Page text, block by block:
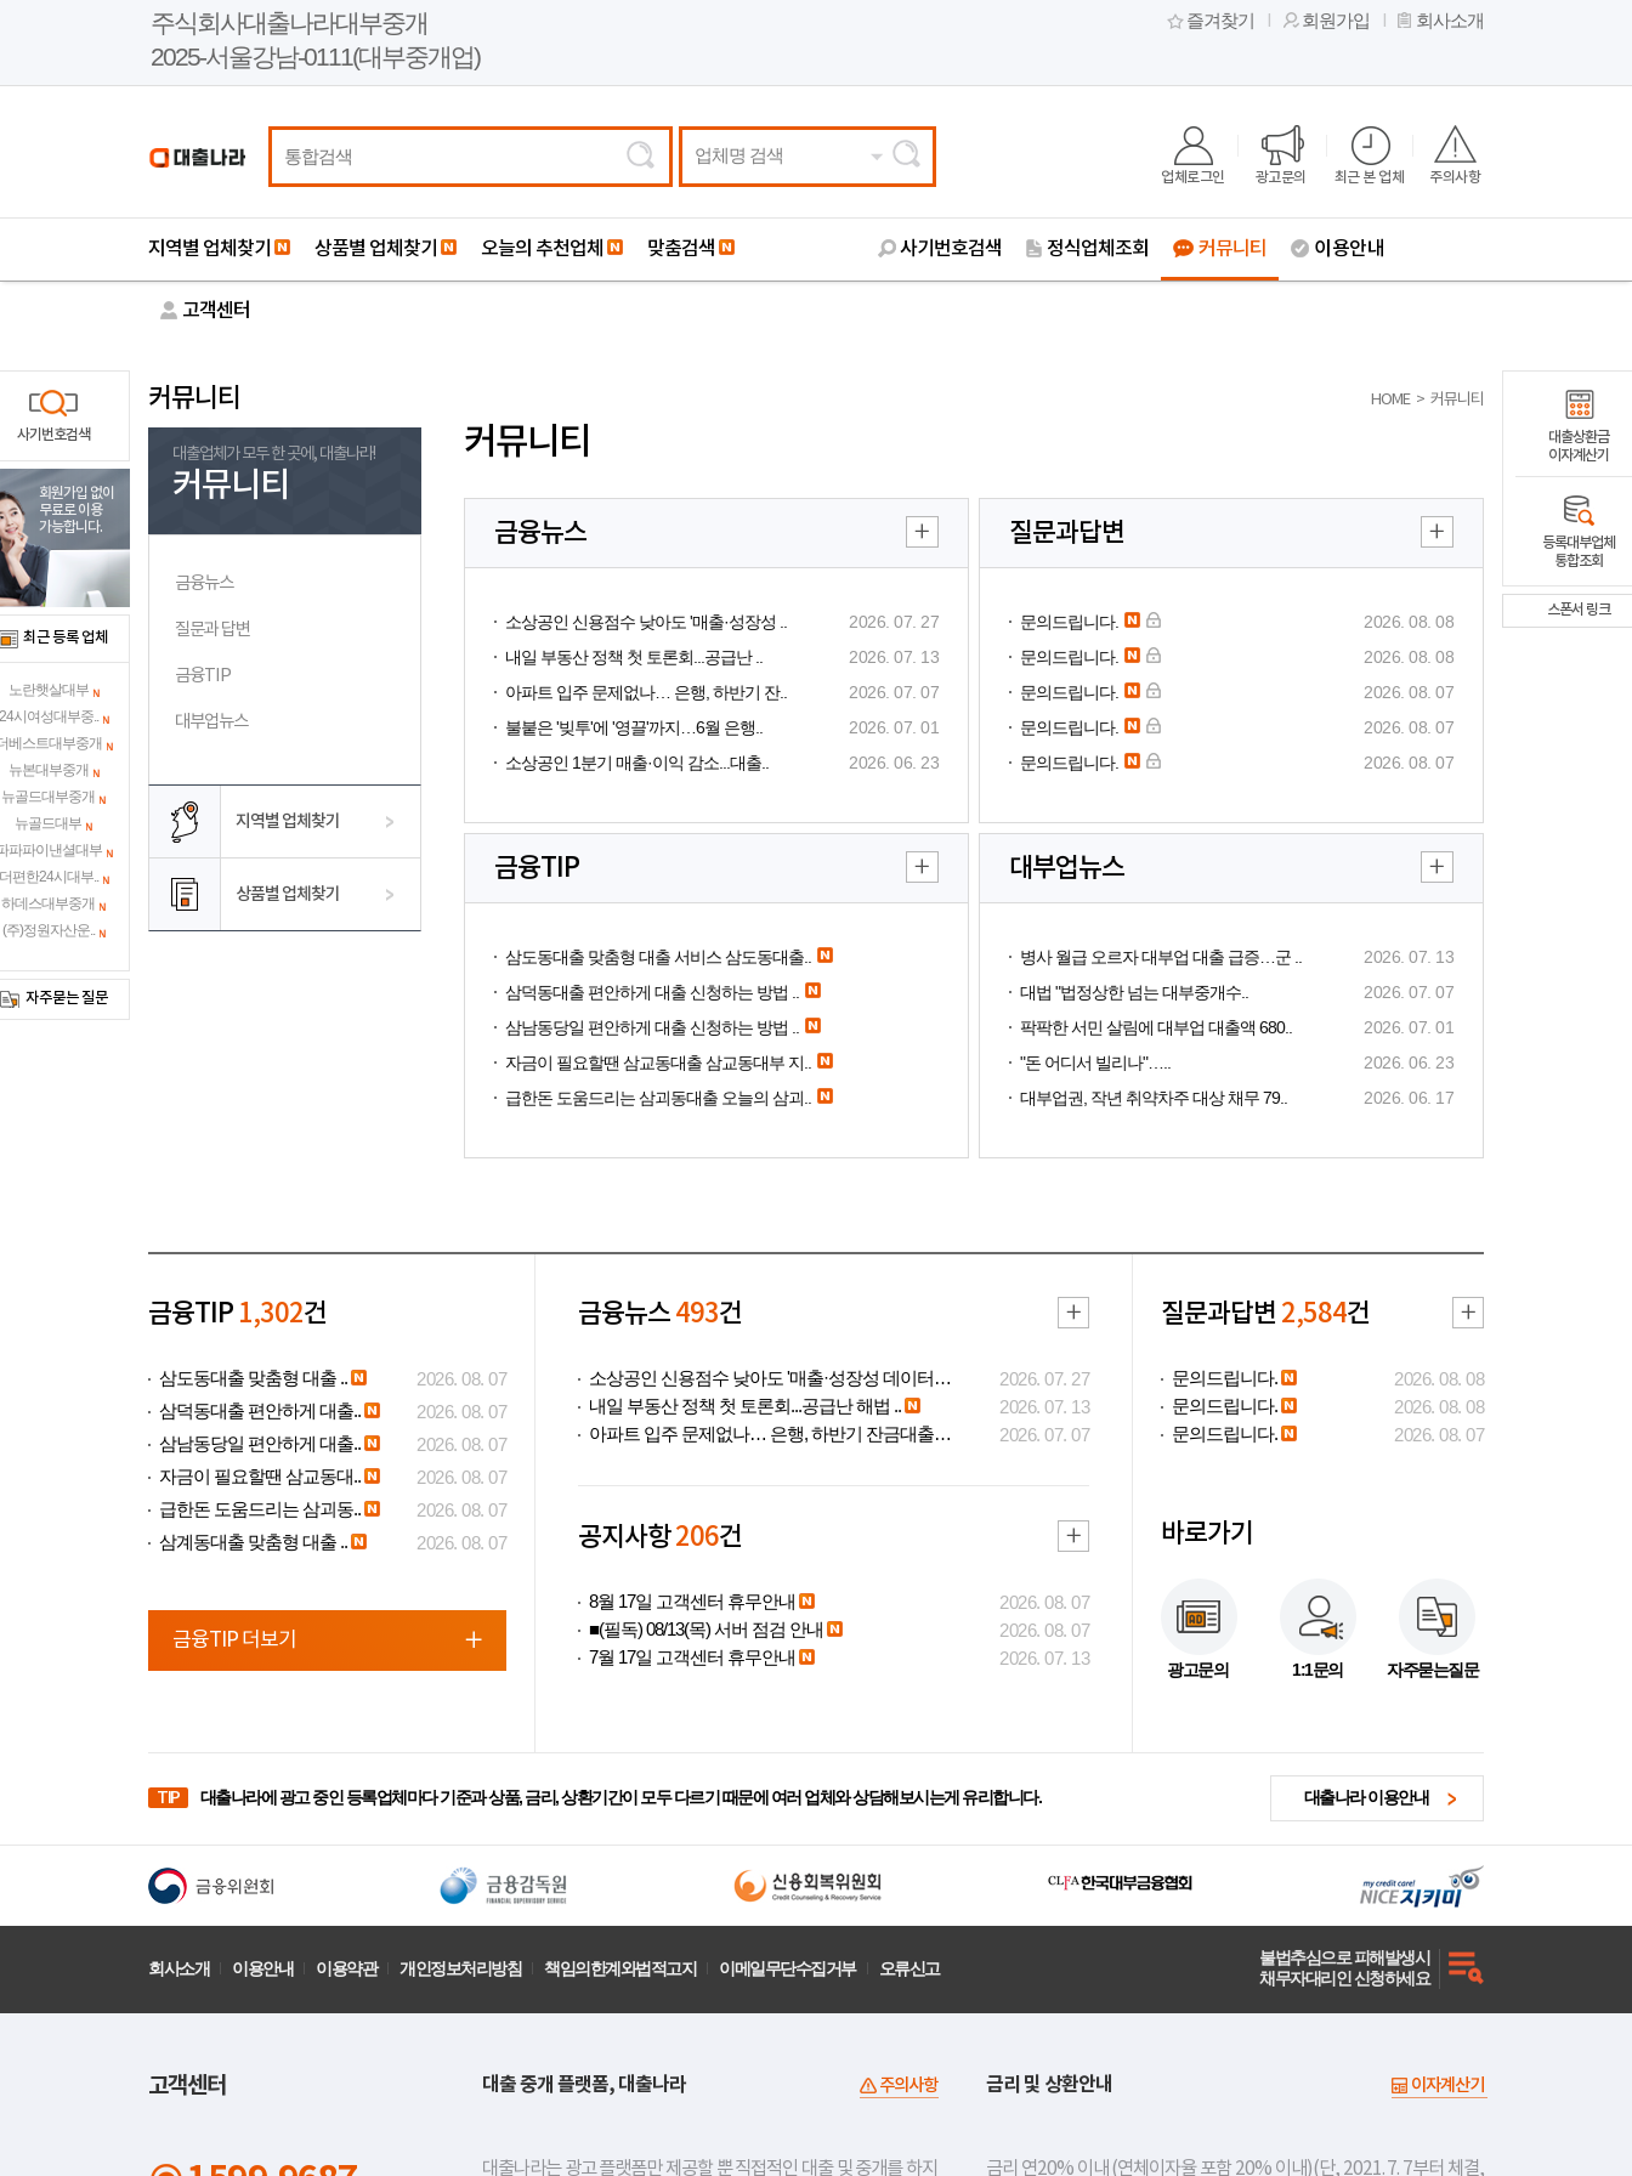
주식회사대출나라대부중개
2025-서울강남-0111(대부중개업)
즐겨찾기 회원가입 회사소개
업체명 검색
업체로그인 광고문의 최근 본 업체 주의사항
지역별 업체찾기 상품별 업체찾기 오늘의 추천업체 맞춤검색 사기번호검색 정식업체조회 커뮤니티 이용안내
고객센터
커뮤니티 HOME > 커뮤니티
대출업체가 모두 한 곳에, 대출나라!
커뮤니티
금융뉴스
질문과 답변
금융TIP
대부업뉴스
지역별 업체찾기
상품별 업체찾기
커뮤니티
금융뉴스
소상공인 신용점수 낮아도 '매출·성장성 ..
2026. 07. 27
내일 부동산 정책 첫 토론회...공급난 ..
2026. 07. 13
아파트 입주 문제없나… 은행, 하반기 잔..
2026. 07. 07
불붙은 '빚투'에 '영끌'까지…6월 은행..
2026. 07. 01
소상공인 1분기 매출·이익 감소...대출..
2026. 06. 23
질문과답변
문의드립니다.
2026. 08. 08
문의드립니다.
2026. 08. 08
문의드립니다.
2026. 08. 07
문의드립니다.
2026. 08. 07
문의드립니다.
2026. 08. 07
금융TIP
삼도동대출 맞춤형 대출 서비스 삼도동대출..
삼덕동대출 편안하게 대출 신청하는 방법 ..
삼남동당일 편안하게 대출 신청하는 방법 ..
자금이 필요할땐 삼교동대출 삼교동대부 지..
급한돈 도움드리는 삼괴동대출 오늘의 삼괴..
대부업뉴스
병사 월급 오르자 대부업 대출 급증…군 ..
2026. 07. 13
대법 "법정상한 넘는 대부중개수..
2026. 07. 07
팍팍한 서민 살림에 대부업 대출액 680..
2026. 07. 01
"돈 어디서 빌리나"…..
2026. 06. 23
대부업권, 작년 취약차주 대상 채무 79..
2026. 06. 17
사기번호검색
회원가입 없이
무료로 이용
가능합니다.
최근 등록 업체
노란햇살대부
시여성대부중..
베스트대부중개
뉴본대부중개
뉴골드대부중개
뉴골드대부
파파이낸셜대부
편한24시대부..
하데스대부중개
(주)정원자산운..
자주묻는 질문
대출상환금
이자계산기
등록대부업체
통합조회
스폰서 링크
금융TIP 1,302건
삼도동대출 맞춤형 대출 ..
2026. 08. 07
삼덕동대출 편안하게 대출..
2026. 08. 07
삼남동당일 편안하게 대출..
2026. 08. 07
자금이 필요할땐 삼교동대..
2026. 08. 07
급한돈 도움드리는 삼괴동..
2026. 08. 07
삼계동대출 맞춤형 대출 ..
2026. 08. 07
금융TIP 더보기
금융뉴스493건
소상공인 신용점수 낮아도 '매출·성장성 데이터..
2026. 07. 27
내일 부동산 정책 첫 토론회...공급난 해법 ..
2026. 07. 13
아파트 입주 문제없나… 은행, 하반기 잔금대출..
2026. 07. 07
공지사항206건
8월 17일 고객센터 휴무안내
2026. 08. 07
■(필독) 08/13(목) 서버 점검 안내
2026. 08. 07
7월 17일 고객센터 휴무안내
2026. 07. 13
질문과답변 2,584건
문의드립니다.
2026. 08. 08
문의드립니다.
2026. 08. 08
문의드립니다.
2026. 08. 07
바로가기
광고문의 1:1문의 자주묻는질문
TIP 대출나라에 광고 중인 등록업체마다 기준과 상품, 금리, 상환기간이 모두 다르기 때문에 여러 업체와 상담해보시는게 유리합니다. 대출나라 이용안내
회사소개 이용안내 이용약관 개인정보처리방침 책임의한계와법적고지 이메일무단수집거부 오류신고
불법추심으로 피해발생시
채무자대리인 신청하세요
고객센터 대출 중개 플랫폼, 대출나라 주의사항
대출나라는 광고 플랫폼만 제공할 뿐 직접적인 대출 및 중개를 하지
금리 및 상환안내 이자계산기
금리 연20% 이내 (연체이자율 포함 20% 이내)(단, 2021. 7. 7부터 체결,